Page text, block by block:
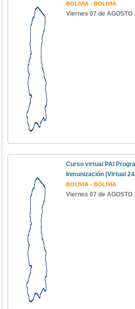
BOLIVIA - BOLIVIA
Viernes 07 de AGOSTO
Curso virtual PAI
Inmunización (Virtual
BOLIVIA - BOLIVIA
Viernes 07 de AGOSTO